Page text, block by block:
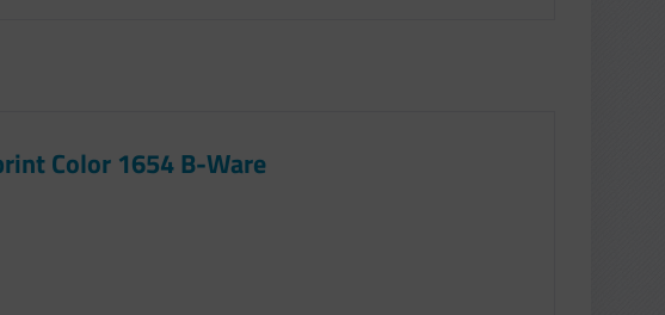
Color 1654 B-Ware